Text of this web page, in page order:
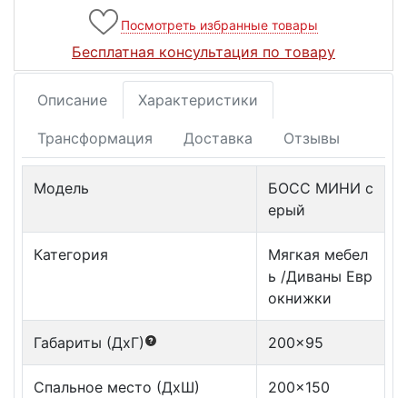
Посмотреть избранные товары
Бесплатная консультация по товару
Описание Характеристики
Трансформация Доставка Отзывы
Модель
БОСС МИНИ с
ерый
Категория
Мягкая мебел
ь /Диваны Евр
окнижки
Габариты (ДxГ) 200x95
Спальное место (ДxШ) 200x150